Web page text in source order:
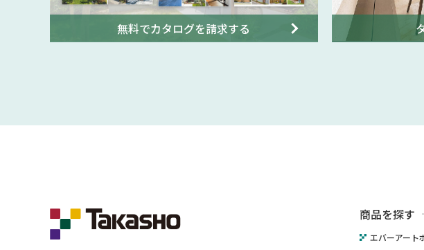
無料でカタログを請求する
商品を探す
エバーアート